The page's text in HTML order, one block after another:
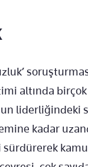
altında
kadar